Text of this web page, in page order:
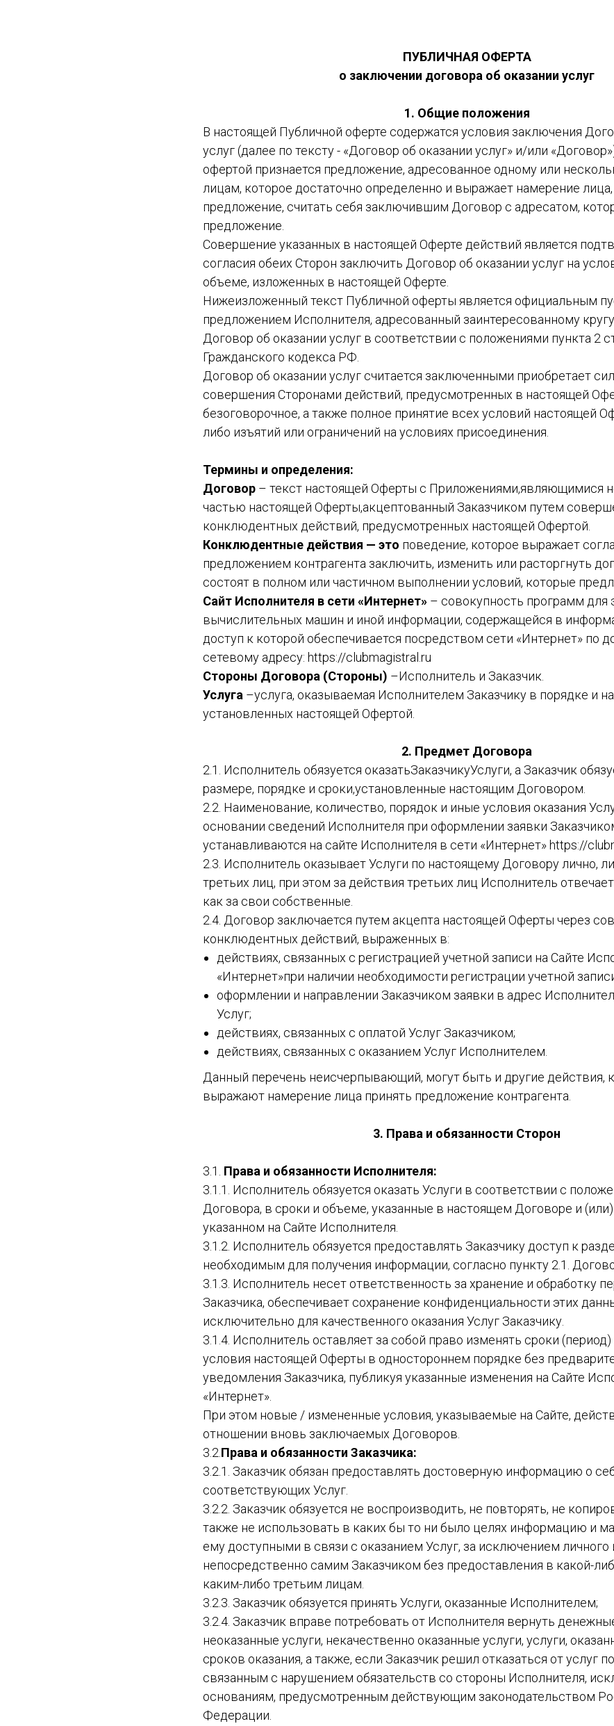
ПУБЛИЧНАЯ ОФЕРТА
о заключении договора об оказании услуг
1. Общие положения
В настоящей Публичной оферте содержатся условия заключения
услуг (далее по тексту - «Договор об оказании услуг» и/или
офертой признается предложение, адресованное одному или
лицам, которое достаточно определенно и выражает намерение
предложение, считать себя заключившим Договор с адресатом,
предложение.
Совершение указанных в настоящей Оферте действий является
согласия обеих Сторон заключить Договор об оказании услуг на
объеме, изложенных в настоящей Оферте.
Нижеизложенный текст Публичной оферты является официальным
предложением Исполнителя, адресованный заинтересованному
Договор об оказании услуг в соответствии с положениями пункта 2
Гражданского кодекса РФ.
Договор об оказании услуг считается заключенными приобретает
совершения Сторонами действий, предусмотренных в настоящей
безоговорочное, а также полное принятие всех условий настоящей
либо изъятий или ограничений на условиях присоединения.
Термины и определения:
Договор – текст настоящей Оферты с Приложениями,являющимися
частью настоящей Оферты,акцептованный Заказчиком путем
конклюдентных действий, предусмотренных настоящей Офертой.
Конклюдентные действия — это поведение, которое выражает
предложением контрагента заключить, изменить или расторгнуть
состоят в полном или частичном выполнении условий, которые
Сайт Исполнителя в сети «Интернет» – совокупность программ для
вычислительных машин и иной информации, содержащейся в
доступ к которой обеспечивается посредством сети «Интернет» по
сетевому адресу: https://clubmagistral.ru
Стороны Договора (Стороны) –Исполнитель и Заказчик.
Услуга –услуга, оказываемая Исполнителем Заказчику в порядке и
установленных настоящей Офертой.
2. Предмет Договора
2.1. Исполнитель обязуется оказатьЗаказчикуУслуги, а Заказчик
размере, порядке и сроки,установленные настоящим Договором.
2.2. Наименование, количество, порядок и иные условия оказания
основании сведений Исполнителя при оформлении заявки
устанавливаются на сайте Исполнителя в сети «Интернет» https://
2.3. Исполнитель оказывает Услуги по настоящему Договору лично,
третьих лиц, при этом за действия третьих лиц Исполнитель
как за свои собственные.
2.4. Договор заключается путем акцепта настоящей Оферты через
конклюдентных действий, выраженных в:
действиях, связанных с регистрацией учетной записи на Сайте
«Интернет»при наличии необходимости регистрации учетной
оформлении и направлении Заказчиком заявки в адрес
Услуг;
действиях, связанных с оплатой Услуг Заказчиком;
действиях, связанных с оказанием Услуг Исполнителем.
Данный перечень неисчерпывающий, могут быть и другие действия,
выражают намерение лица принять предложение контрагента.
3. Права и обязанности Сторон
3.1. Права и обязанности Исполнителя:
3.1.1. Исполнитель обязуется оказать Услуги в соответствии с
Договора, в сроки и объеме, указанные в настоящем Договоре и
указанном на Сайте Исполнителя.
3.1.2. Исполнитель обязуется предоставлять Заказчику доступ к
необходимым для получения информации, согласно пункту 2.1.
3.1.3. Исполнитель несет ответственность за хранение и обработку
Заказчика, обеспечивает сохранение конфиденциальности этих
исключительно для качественного оказания Услуг Заказчику.
3.1.4. Исполнитель оставляет за собой право изменять сроки (период)
условия настоящей Оферты в одностороннем порядке без
уведомления Заказчика, публикуя указанные изменения на Сайте
«Интернет».
При этом новые / измененные условия, указываемые на Сайте,
отношении вновь заключаемых Договоров.
3.2. Права и обязанности Заказчика:
3.2.1. Заказчик обязан предоставлять достоверную информацию о
соответствующих Услуг.
3.2.2. Заказчик обязуется не воспроизводить, не повторять, не
также не использовать в каких бы то ни было целях информацию и
ему доступными в связи с оказанием Услуг, за исключением личного
непосредственно самим Заказчиком без предоставления в какой-
каким-либо третьим лицам.
3.2.3. Заказчик обязуется принять Услуги, оказанные Исполнителем;
3.2.4. Заказчик вправе потребовать от Исполнителя вернуть
неоказанные услуги, некачественно оказанные услуги, услуги,
сроков оказания, а также, если Заказчик решил отказаться от услуг
связанным с нарушением обязательств со стороны Исполнителя,
основаниям, предусмотренным действующим законодательством
Федерации.